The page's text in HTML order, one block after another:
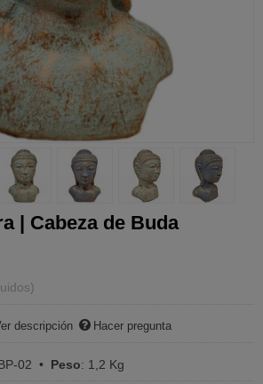
| Cabeza de Buda
descripción Hacer pregunta
02 • Peso: 1,2 Kg